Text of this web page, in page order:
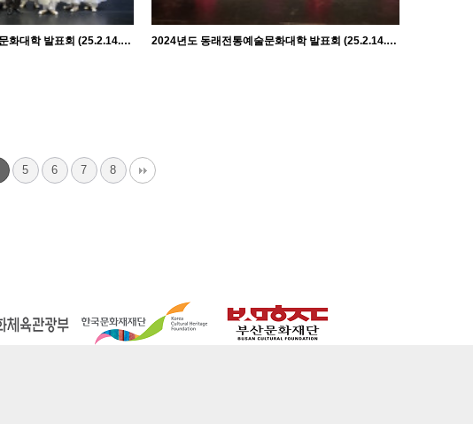
2024년도 동래전통예술문화대학 발표회 (25.2.14. 금) - 학춤 수요반 2024년도 동래전통예술문화대학 발표회 (25.2.14. 금) - 장고춤반
5 6 7 8